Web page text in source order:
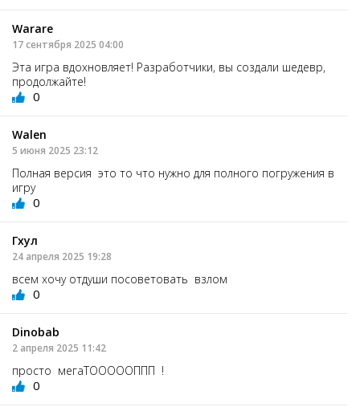
Warare
17 сентября 2025 04:00
Эта игра вдохновляет! Разработчики, вы создали шедевр,
продолжайте!
0
Walen
5 июня 2025 23:12
Полная версия это то что нужно для полного погружения в
игру
0
Гхул
24 апреля 2025 19:28
всем хочу отдуши посоветовать взлом
0
Dinobab
2 апреля 2025 11:42
просто мегаТОООООППП !
0